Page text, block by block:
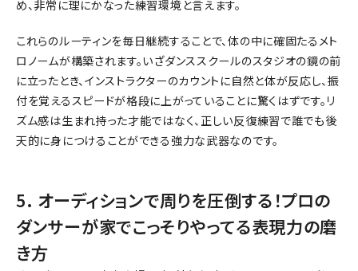
め、非常に理にかなった練習環境と言えます。
これらのルーティンを毎日継続することで、体の中に確固たるメト
ロノームが構築されます。いざダンススクールのスタジオの鏡の前
に立ったとき、インストラクターのカウントに自然と体が反応し、振
付を覚えるスピードが格段に上がっていることに驚くはずです。リ
ズム感は生まれ持った才能ではなく、正しい反復練習で誰でも後
天的に身につけることができる強力な武器なのです。
5. オーディションで周りを圧倒する！プロの
ダンサーが家でこっそりやってる表現力の磨
き方